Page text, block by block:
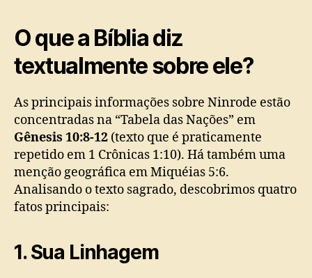
O que a Bíblia diz
textualmente sobre ele?
As principais informações sobre Ninrode estão
concentradas na “Tabela das Nações” em
Gênesis 10:8-12 (texto que é praticamente
repetido em 1 Crônicas 1:10). Há também uma
menção geográfica em Miquéias 5:6.
Analisando o texto sagrado, descobrimos quatro
fatos principais:
1. Sua Linhagem